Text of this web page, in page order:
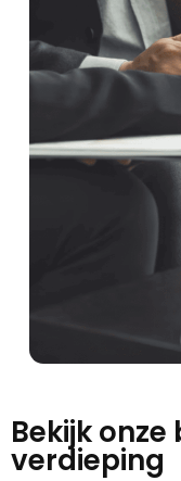
Bekijk
verdieping